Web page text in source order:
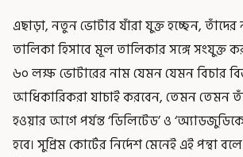
এছাড়া, নতুন ভোটার যাঁরা যুক্ত হচ্ছেন,
তালিকা হিসাবে মূল তালিকার সঙ্গে সংযুক্ত
৬০ লক্ষ ভোটারের নাম যেমন যেমন বিচার
আধিকারিকরা যাচাই করবেন, তেমন তেমন
হওয়ার আগে পর্যন্ত ‘ডিলিটেড’ ও
হবে। সুপ্রিম কোর্টের নির্দেশ মেনেই এই পন্থা